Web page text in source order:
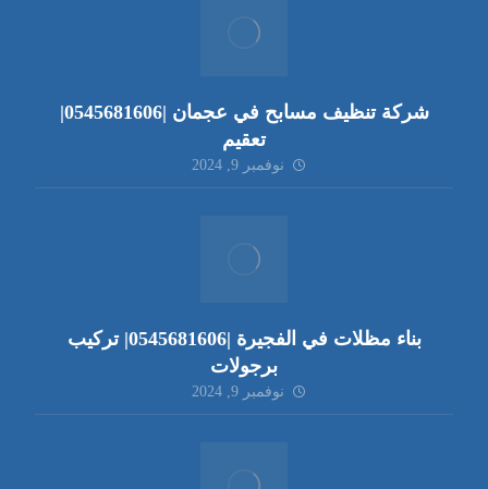
شركة تنظيف مسابح في عجمان |0545681606|
تعقيم
نوفمبر 9, 2024
بناء مظلات في الفجيرة |0545681606| تركيب
برجولات
نوفمبر 9, 2024